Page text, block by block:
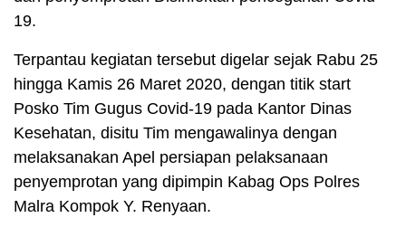
19.
Terpantau kegiatan tersebut digelar sejak Rabu 25
hingga Kamis 26 Maret 2020, dengan titik start
Posko Tim Gugus Covid-19 pada Kantor Dinas
Kesehatan, disitu Tim mengawalinya dengan
melaksanakan Apel persiapan pelaksanaan
penyemprotan yang dipimpin Kabag Ops Polres
Malra Kompok Y. Renyaan.